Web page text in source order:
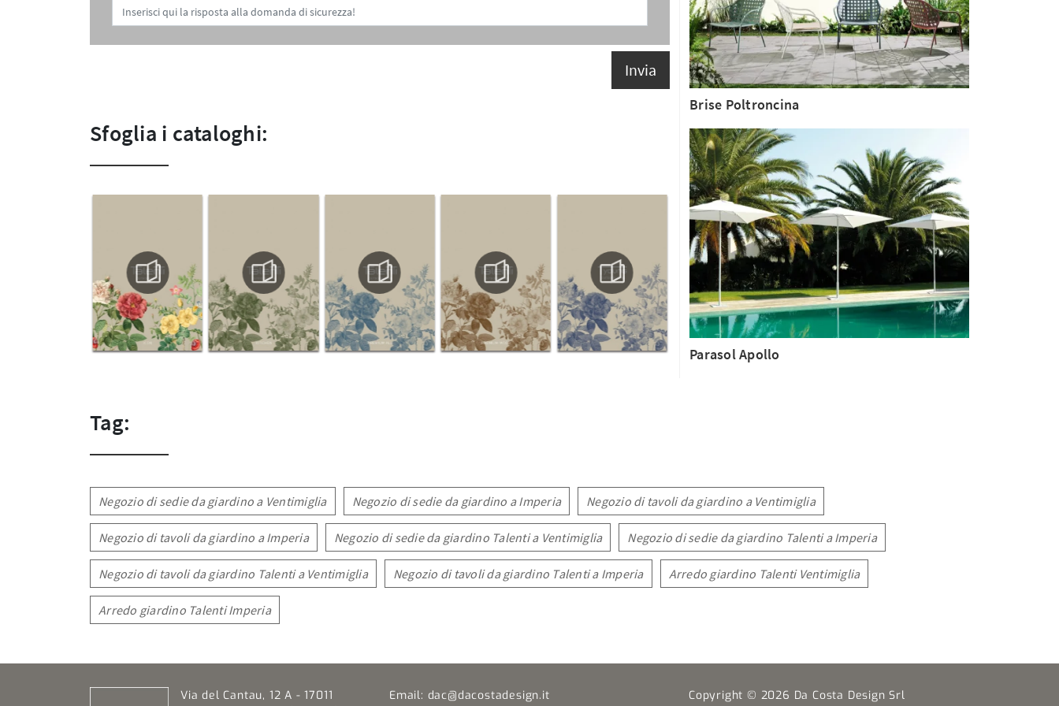
Invia
Sfoglia i cataloghi:
Brise Poltroncina
Parasol Apollo
Tag:
Negozio di sedie da giardino a Ventimiglia Negozio di sedie da giardino a Imperia Negozio di tavoli da giardino a Ventimiglia
Negozio di tavoli da giardino a Imperia Negozio di sedie da giardino Talenti a Ventimiglia Negozio di sedie da giardino Talenti a Imperia
Negozio di tavoli da giardino Talenti a Ventimiglia Negozio di tavoli da giardino Talenti a Imperia Arredo giardino Talenti Ventimiglia
Arredo giardino Talenti Imperia
Via del Cantau, 12 A - 17011
Email: dac@dacostadesign.it
Copyright © 2026 Da Costa Design Srl